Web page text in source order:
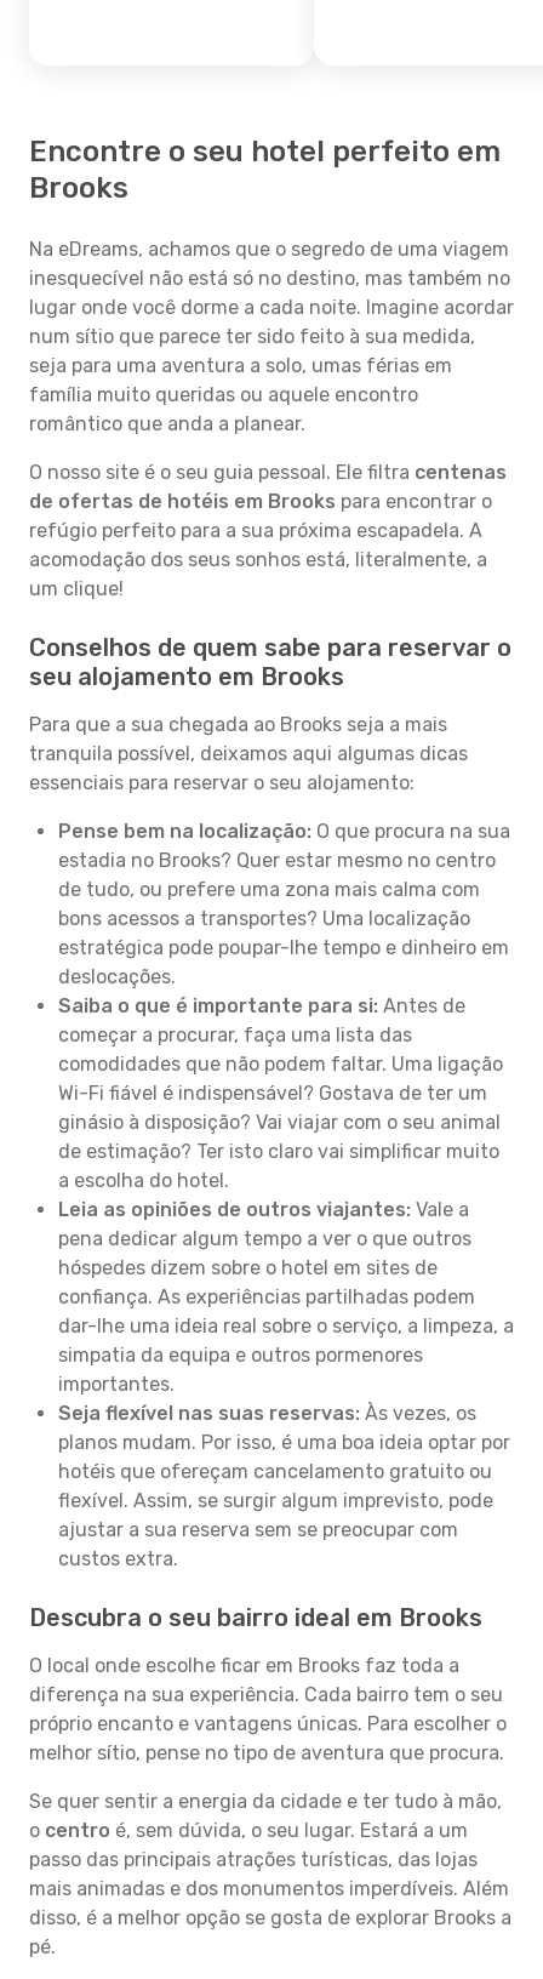
Encontre o seu hotel perfeito em
Brooks
Na eDreams, achamos que o segredo de uma viagem
inesquecível não está só no destino, mas também no
lugar onde você dorme a cada noite. Imagine acordar
num sítio que parece ter sido feito à sua medida,
seja para uma aventura a solo, umas férias em
família muito queridas ou aquele encontro
romântico que anda a planear.
O nosso site é o seu guia pessoal. Ele filtra centenas
de ofertas de hotéis em Brooks para encontrar o
refúgio perfeito para a sua próxima escapadela. A
acomodação dos seus sonhos está, literalmente, a
um clique!
Conselhos de quem sabe para reservar o
seu alojamento em Brooks
Para que a sua chegada ao Brooks seja a mais
tranquila possível, deixamos aqui algumas dicas
essenciais para reservar o seu alojamento:
Pense bem na localização: O que procura na sua
estadia no Brooks? Quer estar mesmo no centro
de tudo, ou prefere uma zona mais calma com
bons acessos a transportes? Uma localização
estratégica pode poupar-lhe tempo e dinheiro em
deslocações.
Saiba o que é importante para si: Antes de
começar a procurar, faça uma lista das
comodidades que não podem faltar. Uma ligação
Wi-Fi fiável é indispensável? Gostava de ter um
ginásio à disposição? Vai viajar com o seu animal
de estimação? Ter isto claro vai simplificar muito
a escolha do hotel.
Leia as opiniões de outros viajantes: Vale a
pena dedicar algum tempo a ver o que outros
hóspedes dizem sobre o hotel em sites de
confiança. As experiências partilhadas podem
dar-lhe uma ideia real sobre o serviço, a limpeza, a
simpatia da equipa e outros pormenores
importantes.
Seja flexível nas suas reservas: Às vezes, os
planos mudam. Por isso, é uma boa ideia optar por
hotéis que ofereçam cancelamento gratuito ou
flexível. Assim, se surgir algum imprevisto, pode
ajustar a sua reserva sem se preocupar com
custos extra.
Descubra o seu bairro ideal em Brooks
O local onde escolhe ficar em Brooks faz toda a
diferença na sua experiência. Cada bairro tem o seu
próprio encanto e vantagens únicas. Para escolher o
melhor sítio, pense no tipo de aventura que procura.
Se quer sentir a energia da cidade e ter tudo à mão,
o centro é, sem dúvida, o seu lugar. Estará a um
passo das principais atrações turísticas, das lojas
mais animadas e dos monumentos imperdíveis. Além
disso, é a melhor opção se gosta de explorar Brooks a
pé.